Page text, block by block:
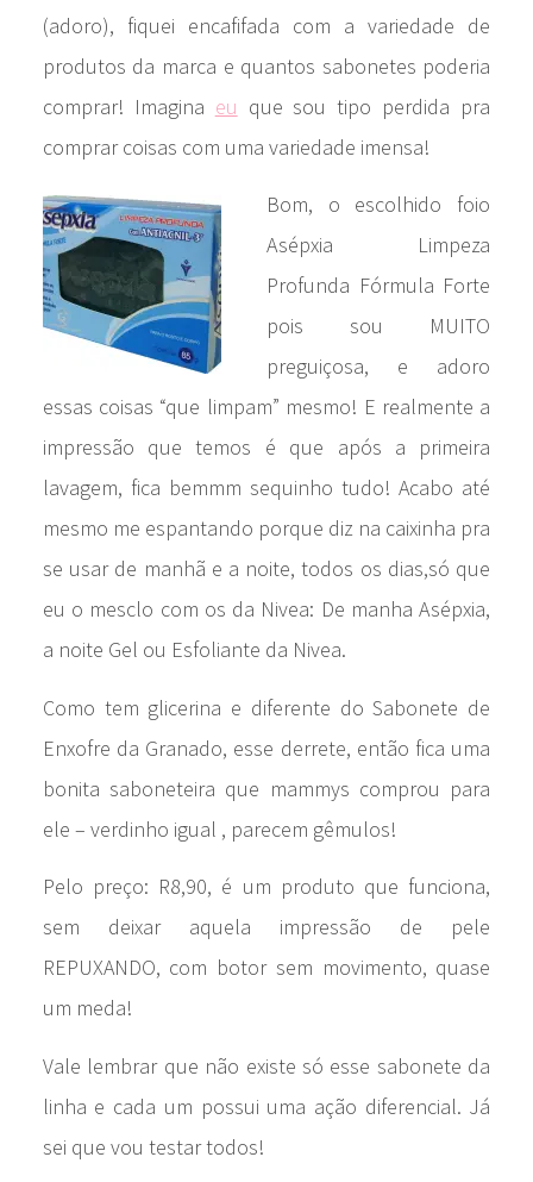
(adoro), fiquei encafifada com a variedade de
produtos da marca e quantos sabonetes poderia
comprar! Imagina eu que sou tipo perdida pra
comprar coisas com uma variedade imensa!
Bom, o escolhido foio
Asépxia Limpeza
Profunda Fórmula Forte
pois sou MUITO
preguiçosa, e adoro
essas coisas “que limpam” mesmo! E realmente a
impressão que temos é que após a primeira
lavagem, fica bemmm sequinho tudo! Acabo até
mesmo me espantando porque diz na caixinha pra
se usar de manhã e a noite, todos os dias,só que
eu o mesclo com os da Nivea: De manha Asépxia,
a noite Gel ou Esfoliante da Nivea.
Como tem glicerina e diferente do Sabonete de
Enxofre da Granado, esse derrete, então fica uma
bonita saboneteira que mammys comprou para
ele – verdinho igual , parecem gêmulos!
Pelo preço: R8,90, é um produto que funciona,
sem deixar aquela impressão de pele
REPUXANDO, com botor sem movimento, quase
um meda!
Vale lembrar que não existe só esse sabonete da
linha e cada um possui uma ação diferencial. Já
sei que vou testar todos!